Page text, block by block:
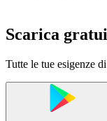
Scarica
Tutte le tue esigenze